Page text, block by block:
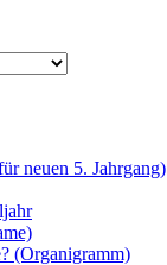
neuen 5. Jahrgang)
(Organigramm)